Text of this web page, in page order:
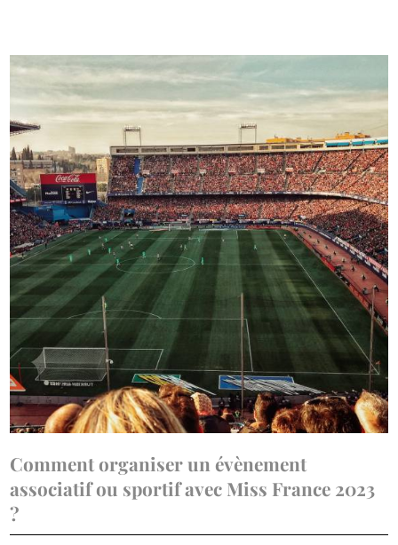
Comment organiser un évènement
associatif ou sportif avec Miss France 2023
?